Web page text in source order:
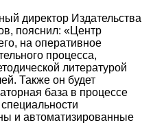
директор Издательства
пояснил: «Центр
на оперативное
процесса,
литературой
Также он будет
база в процессе
и автоматизированные